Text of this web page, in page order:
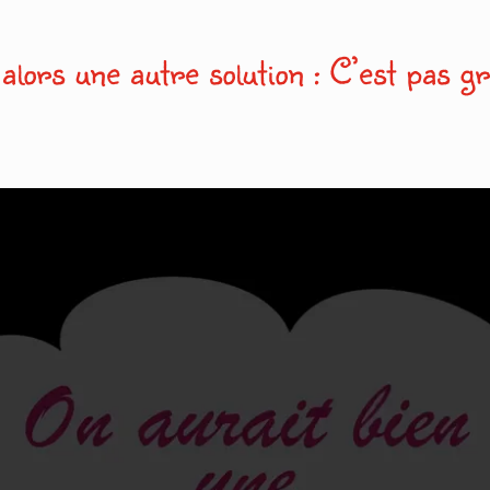
une autre solution : C’est pas